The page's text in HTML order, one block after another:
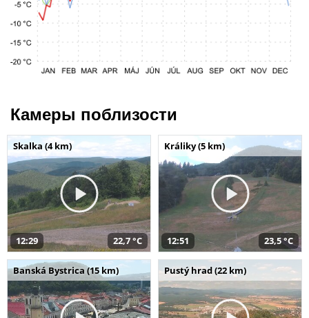
Камеры поблизости
Skalka (4 km)
12:29 22,7 °C
Králiky (5 km)
12:51 23,5 °C
Banská Bystrica (15 km) Pustý hrad (22 km)